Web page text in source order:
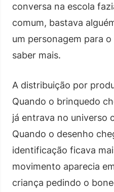
conversa na escola
comum, bastava
um personagem para
saber mais.
A distribuição por
Quando o brinquedo
já entrava no universo
Quando o desenho
identificação ficava
movimento aparecia
criança pedindo o